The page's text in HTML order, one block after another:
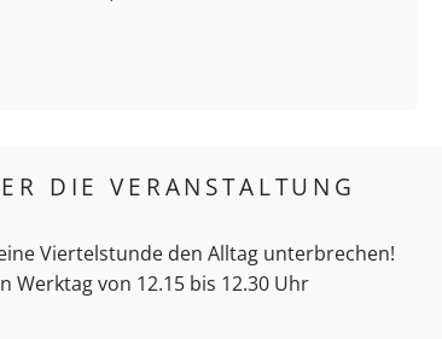
DIE VERANSTALTUNG
Viertelstunde den Alltag unterbrechen!
Werktag von 12.15 bis 12.30 Uhr